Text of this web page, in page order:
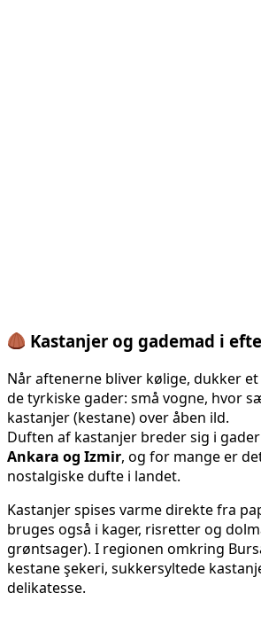
Kastanjer og gademad i
Når aftenerne bliver kølige, dukker
de tyrkiske gader: små vogne, hvor
kastanjer (kestane) over åben ild.
Duften af kastanjer breder sig i
Ankara og Izmir, og for mange er
nostalgiske dufte i landet.
Kastanjer spises varme direkte fra
bruges også i kager, risretter og
grøntsager). I regionen omkring
kestane şekeri, sukkersyltede
delikatesse.